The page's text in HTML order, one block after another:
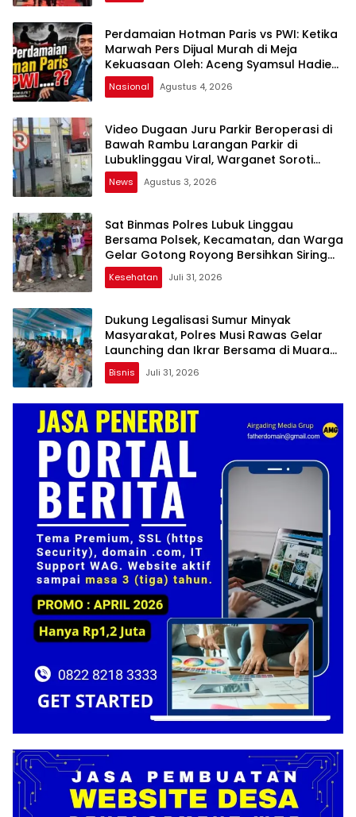
Perdamaian Hotman Paris vs PWI: Ketika
Marwah Pers Dijual Murah di Meja
Kekuasaan Oleh: Aceng Syamsul Hadie
(ASH)”
Nasional Agustus 4, 2026
Video Dugaan Juru Parkir Beroperasi di
Bawah Rambu Larangan Parkir di
Lubuklinggau Viral, Warganet Soroti
Dugaan Pelanggaran
News Agustus 3, 2026
Sat Binmas Polres Lubuk Linggau
Bersama Polsek, Kecamatan, dan Warga
Gelar Gotong Royong Bersihkan Siring
Agung
Kesehatan Juli 31, 2026
Dukung Legalisasi Sumur Minyak
Masyarakat, Polres Musi Rawas Gelar
Launching dan Ikrar Bersama di Muara
Lakitan
Bisnis Juli 31, 2026